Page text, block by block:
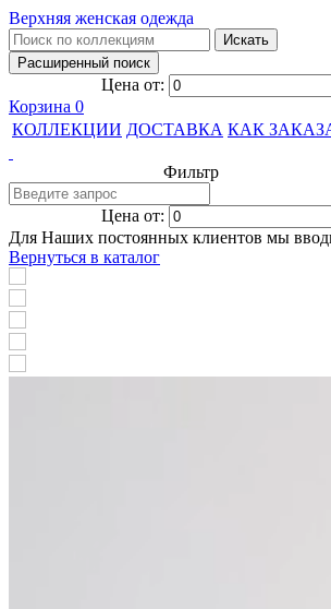
Верхняя женская одежда
Цена от:
Корзина 0
КОЛЛЕКЦИИ ДОСТАВКА КАК
Фильтр
Цена от:
Для Наших постоянных клиентов мы
Вернуться в каталог